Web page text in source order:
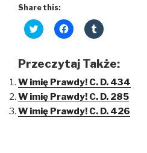
Share this:
C
l
t
s
h
a
r
e
C
l
t
s
h
a
r
e
C
l
t
s
h
a
r
e
Przeczytaj Także:
W imię Prawdy! C. D. 434
W imię Prawdy! C. D. 285
W imię Prawdy! C. D. 426